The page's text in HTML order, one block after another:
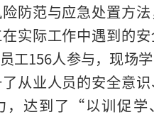
防范与应急处置方
实际工作中遇到的安
工156人参与，现场
从业人员的安全意
，达到了“以训促学